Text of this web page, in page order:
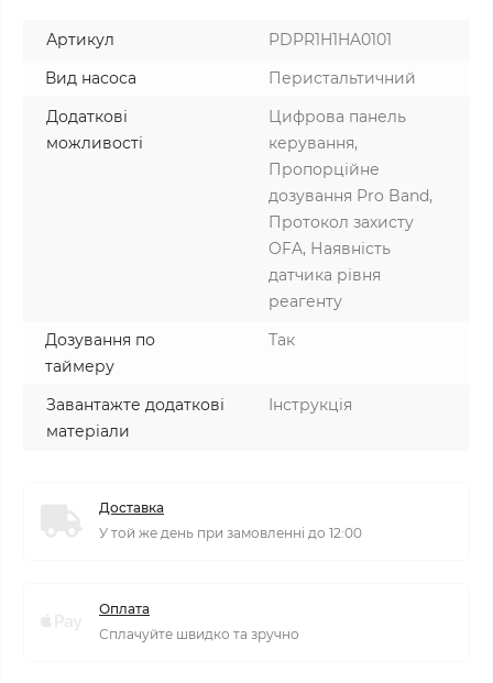
Артикул
PDPR1H1HA0101
Вид насоса
Перистальтичний
Додаткові
можливості
Цифрова панель
керування,
Пропорційне
дозування Pro Band,
Протокол захисту
OFA, Наявність
датчика рівня
реагенту
Дозування по
таймеру
Так
Завантажте додаткові
матеріали
Інструкція
Доставка
У той же день при замовленні до 12:00
Оплата
Сплачуйте швидко та зручно